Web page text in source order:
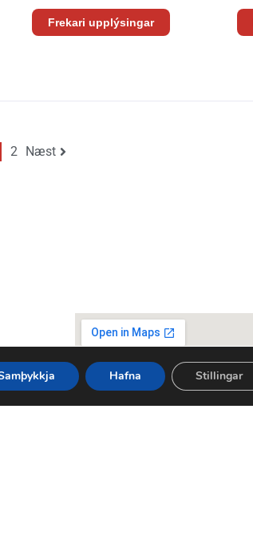
Frekari upplýsingar
2 Næst
Hafna Stillingar